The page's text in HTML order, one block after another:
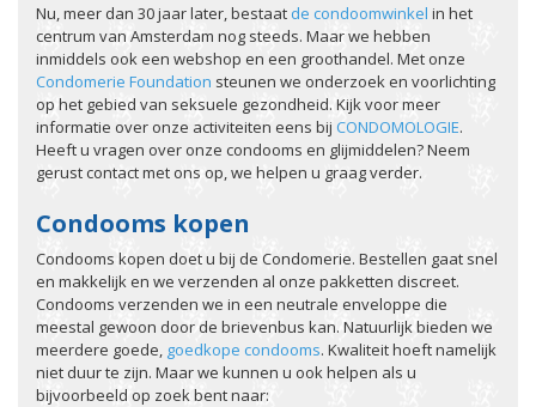
Nu, meer dan 30 jaar later, bestaat de condoomwinkel in het
centrum van Amsterdam nog steeds. Maar we hebben
inmiddels ook een webshop en een groothandel. Met onze
Condomerie Foundation steunen we onderzoek en voorlichting
op het gebied van seksuele gezondheid. Kijk voor meer
informatie over onze activiteiten eens bij CONDOMOLOGIE.
Heeft u vragen over onze condooms en glijmiddelen? Neem
gerust contact met ons op, we helpen u graag verder.
Condooms kopen
Condooms kopen doet u bij de Condomerie. Bestellen gaat snel
en makkelijk en we verzenden al onze pakketten discreet.
Condooms verzenden we in een neutrale enveloppe die
meestal gewoon door de brievenbus kan. Natuurlijk bieden we
meerdere goede, goedkope condooms. Kwaliteit hoeft namelijk
niet duur te zijn. Maar we kunnen u ook helpen als u
bijvoorbeeld op zoek bent naar: